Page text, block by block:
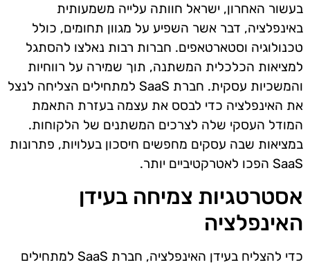
בעשור האחרון, ישראל חוותה עלייה משמעותית
באינפלציה, דבר אשר השפיע על מגוון תחומים, כולל
טכנולוגיה וסטארטאפים. חברות רבות נאלצו להסתגל
למציאות הכלכלית המשתנה, תוך שמירה על רווחיות
והמשכיות עסקית. חברת SaaS למתחילים הצליחה לנצל
את האינפלציה כדי לבסס את עצמה בעזרת התאמת
המודל העסקי שלה לצרכים המשתנים של הלקוחות.
במציאות שבה עסקים מחפשים חיסכון בעלויות, פתרונות
SaaS הפכו לאטרקטיביים יותר.
אסטרטגיות צמיחה בעידן
האינפלציה
כדי להצליח בעידן האינפלציה, חברת SaaS למתחילים